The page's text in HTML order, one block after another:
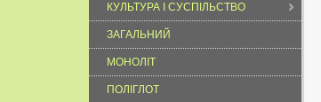
КУЛЬТУРА І СУСПІЛЬСТВО
ЗАГАЛЬНИЙ
МОНОЛІТ
ПОЛІГЛОТ